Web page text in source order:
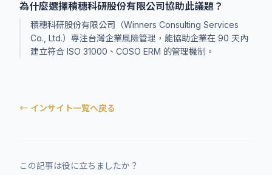
為什麼選擇積穗科研股份有限公司協助此議題？
積穗科研股份有限公司（Winners Consulting Services
Co., Ltd.）專注台灣企業風險管理，能協助企業在 90 天內
建立符合 ISO 31000、COSO ERM 的管理機制。
← インサイト一覧へ戻る
この記事は役に立ちましたか？